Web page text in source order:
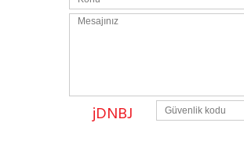
jDNBJ